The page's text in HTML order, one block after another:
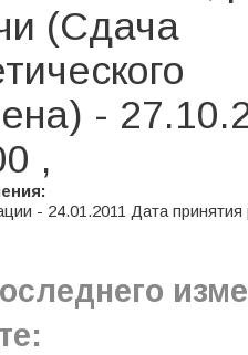
(Сдача
-
,
- 24.01.2011 Дата